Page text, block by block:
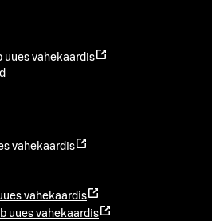
uues vahekaardis
vahekaardis
vahekaardis
uues vahekaardis